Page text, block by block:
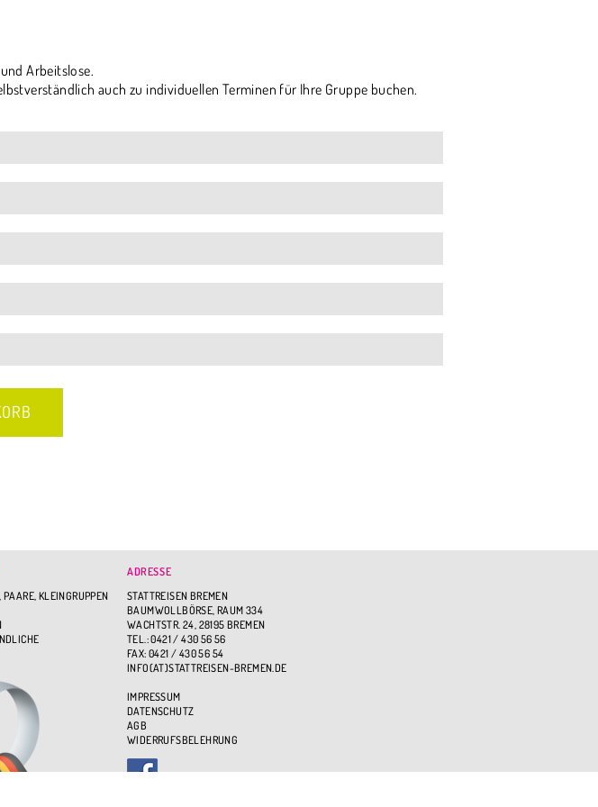
Arbeitslose.
auch zu individuellen Terminen für Ihre Gruppe buchen.
KLEINGRUPPEN
ADRESSE
STATTREISEN BREMEN
BAUMWOLLBÖRSE, RAUM 334
WACHTSTR. 24, 28195 BREMEN
TEL.: 0421 / 430 56 56
FAX: 0421 / 430 56 54
INFO(AT)STATTREISEN-BREMEN.DE
IMPRESSUM
DATENSCHUTZ
AGB
WIDERRUFSBELEHRUNG